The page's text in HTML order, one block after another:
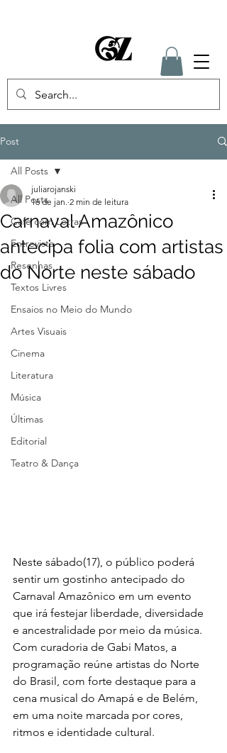
Post
All Posts
Café com Letras
Entrevista
Resenhas
Textos Livres
Ensaios no Meio do Mundo
Artes Visuais
Cinema
Literatura
Música
Últimas
Editorial
Teatro & Dança
All Posts
Carnaval Amazônico
antecipa folia com artistas
do Norte neste sábado
juliarojanski
16 de jan. 2 min de leitura
Neste sábado(17), o público poderá
sentir um gostinho antecipado do
Carnaval Amazônico em um evento
que irá festejar liberdade, diversidade
e ancestralidade por meio da música.
Com curadoria de Gabi Matos, a
programação reúne artistas do Norte
do Brasil, com forte destaque para a
cena musical do Amapá e de Belém,
em uma noite marcada por cores,
ritmos e identidade cultural.